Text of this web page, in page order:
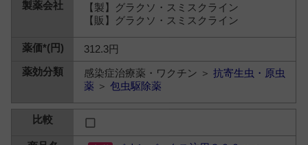
【製】グラクソ・スミスクライン
【販】グラクソ・スミスクライン
312.3円
感染症治療薬・ワクチン ＞抗寄生虫・原虫
薬 ＞包虫駆除薬